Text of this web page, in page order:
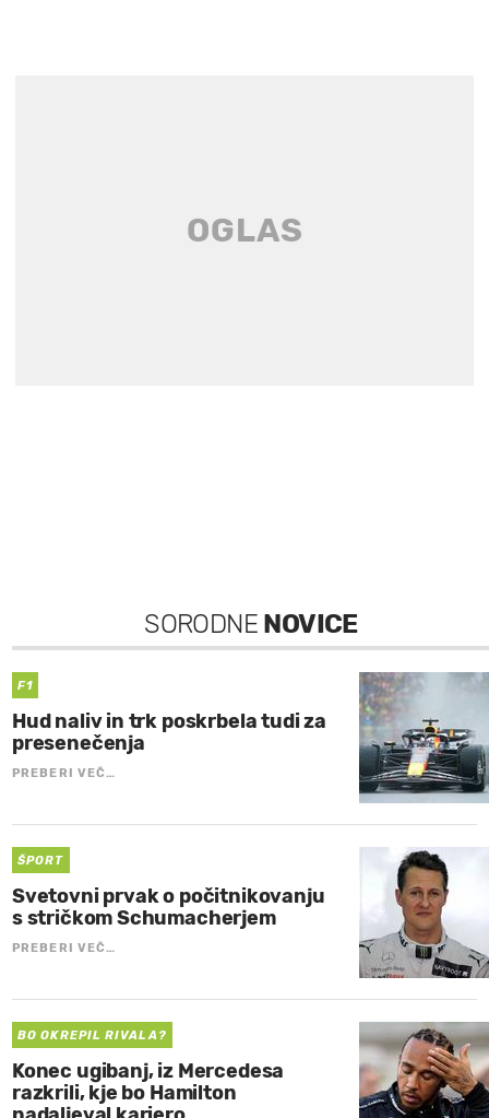
SORODNE NOVICE
F1
Hud naliv in trk poskrbela tudi za
presenečenja
PREBERI VEČ…
ŠPORT
Svetovni prvak o počitnikovanju
s stričkom Schumacherjem
PREBERI VEČ…
BO OKREPIL RIVALA?
Konec ugibanj, iz Mercedesa
razkrili, kje bo Hamilton